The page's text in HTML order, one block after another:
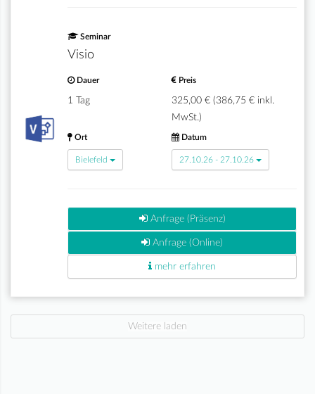
Seminar
Visio
Dauer
1 Tag
Preis
325,00 € (386,75 € inkl.
MwSt.)
Ort
Bielefeld
Datum
27.10.26 - 27.10.26
Anfrage (Präsenz)
Anfrage (Online)
mehr erfahren
Weitere laden